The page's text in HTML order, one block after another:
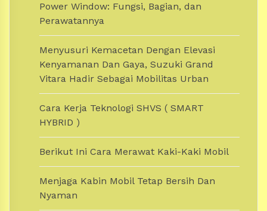
Power Window: Fungsi, Bagian, dan
Perawatannya
Menyusuri Kemacetan Dengan Elevasi
Kenyamanan Dan Gaya, Suzuki Grand
Vitara Hadir Sebagai Mobilitas Urban
Cara Kerja Teknologi SHVS ( SMART
HYBRID )
Berikut Ini Cara Merawat Kaki-Kaki Mobil
Menjaga Kabin Mobil Tetap Bersih Dan
Nyaman